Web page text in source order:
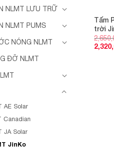
NLMT LƯU TRỮ
NLMT PUMS
NÓNG NLMT
ĐỠ NLMT
AE Solar
Canadian
JA Solar
JinKo
Tấm
trời